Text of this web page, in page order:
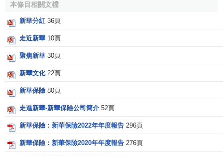
臺灣資訊科技指數
新華富時指數
本條目相關文檔
新華分紅 36頁
走近新華 10頁
聚焦新華 30頁
新華文化 22頁
新華保險 80頁
走進新華-新華保險公司簡介 52頁
新華保險：新華保險2022年年度報告 296頁
新華保險：新華保險2020年年度報告 276頁